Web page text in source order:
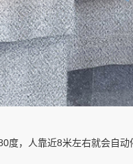
，人靠近8米左右就会自